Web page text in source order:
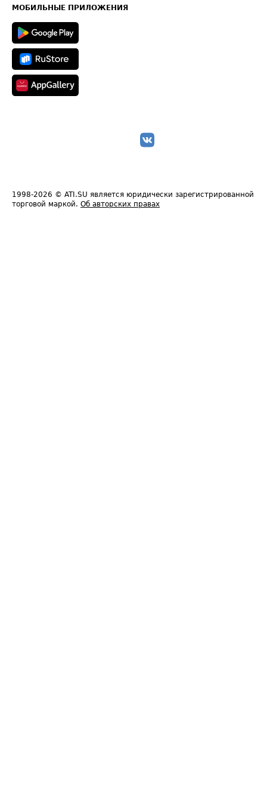
Техническая информация
МОБИЛЬНЫЕ ПРИЛОЖЕНИЯ
1998-2026 © ATI.SU является юридически зарегистрированной
торговой маркой. Об авторских правах